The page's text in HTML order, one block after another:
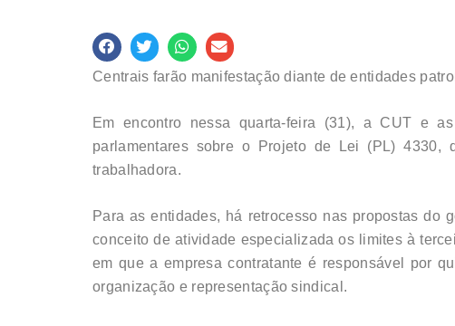
Centrais farão manifestação diante de entidades
Em encontro nessa quarta-feira (31), a CUT e
parlamentares sobre o Projeto de Lei (PL) 4330,
trabalhadora.
Para as entidades, há retrocesso nas propostas do
conceito de atividade especializada os limites à
em que a empresa contratante é responsável por
organização e representação sindical.